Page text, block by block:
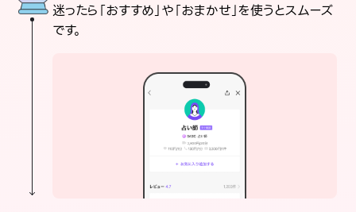
迷ったら「おすすめ」や「おまかせ」を使うとスムーズ
です。